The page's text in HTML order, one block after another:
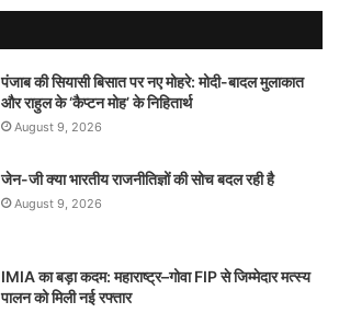
पंजाब की सियासी बिसात पर नए मोहरे: मोदी-बादल मुलाकात
और राहुल के ‘कैप्टन मोह’ के निहितार्थ
August 9, 2026
जेन-जी क्या भारतीय राजनीतिज्ञों की सोच बदल रही है
August 9, 2026
IMIA का बड़ा कदम: महाराष्ट्र–गोवा FIP से जिम्मेदार मत्स्य
पालन को मिली नई रफ्तार